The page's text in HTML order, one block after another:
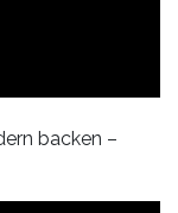
backen –